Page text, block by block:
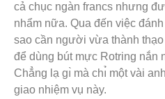
cả chục ngàn francs nhưng
nhẩm nữa. Qua đến việc
sao cần người vừa thành
để dùng bút mực Rotring nắn
Chẳng lạ gı̀ mà chı̉ một vài
giao nhiệm vụ này.